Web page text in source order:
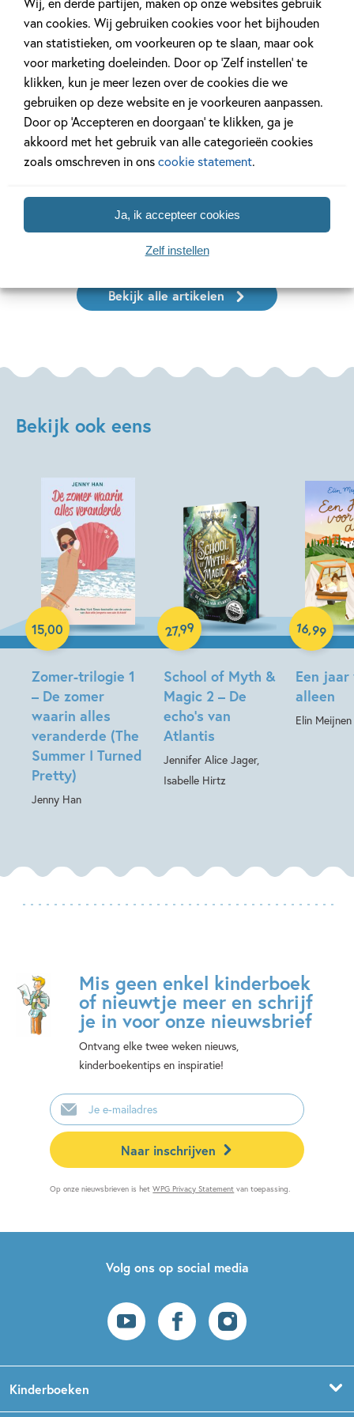
van cookies. Wij gebruiken cookies voor het bijhouden
van statistieken, om voorkeuren op te slaan, maar ook
voor marketing doeleinden. Door op ‘Zelf instellen’ te
klikken, kun je meer lezen over de cookies die we
gebruiken op deze website en je voorkeuren aanpassen.
Door op ‘Accepteren en doorgaan’ te klikken, ga je
akkoord met het gebruik van alle categorieën cookies
zoals omschreven in onscookie statement.
Ja, ik accepteer cookies
Zelf instellen
Radiostilte
Voorbestemd
Liefdeloos
27 APRIL 2026
De mooiste cadeauboeken
voor Moederdag
Lees meer
14 MEI 2025
Interview met
Interview
Bekijk alle artikelen
Bekijk ook eens
Zomer-trilogie 1
– De zomer
waarin alles
veranderde (The
Summer I Turned
Pretty)
Jenny Han
15,00
Paperback
School of Myth &
Magic 2 – De
echo’s van
Atlantis
Jennifer Alice Jager,
Isabelle Hirtz
27,99
Hardcover
Een
alleen
Elin Meijnen
16,99
Paperback
Mis geen enkel kinderboek
of nieuwtje meer en schrijf
je in voor onze nieuwsbrief
Ontvang elke twee weken nieuws,
kinderboekentips en inspiratie!
E-
mailadres
Naar inschrijven
Op onze nieuwsbrieven is hetWPG Privacy Statement van toepassing.
Volg ons op social media
Kinderboeken